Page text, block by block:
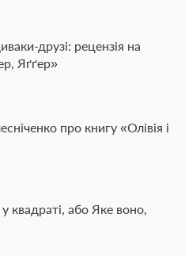
друзі: рецензія на
Яґґер»
про книгу «Олівія і
квадраті, або Яке воно,